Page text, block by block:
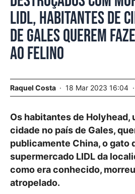
LIDL, habitantes de
de Gales querem
ao felino
Raquel Costa 18 Mar 2023 16:04
Os habitantes de Holyhead,
cidade no país de Gales,
publicamente China, o gato
supermercado LIDL da
como era conhecido,
atropelado.